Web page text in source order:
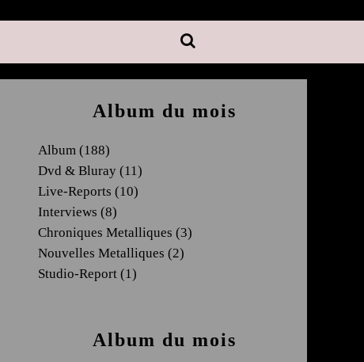
Album du mois
Album (188)
Dvd & Bluray (11)
Live-Reports (10)
Interviews (8)
Chroniques Metalliques (3)
Nouvelles Metalliques (2)
Studio-Report (1)
Album du mois